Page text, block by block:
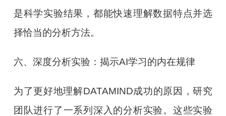
是科学实验结果，都能快速理解数据特点并选
择恰当的分析方法。
六、深度分析实验：揭示AI学习的内在规律
为了更好地理解DATAMIND成功的原因，研究
团队进行了一系列深入的分析实验。这些实验